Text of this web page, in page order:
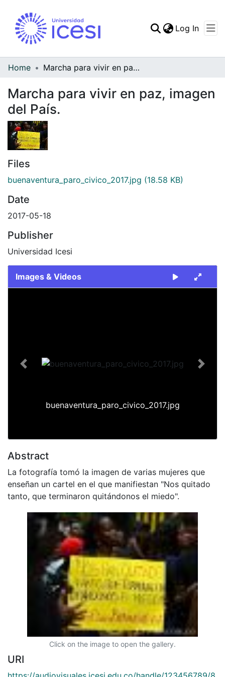
Log In
Home Marcha para vivir en paz, imagen del País.
Marcha para vivir en paz, imagen
del País.
Files
buenaventura_paro_civico_2017.jpg (18.58 KB)
Date
2017-05-18
Publisher
Universidad Icesi
Images & Videos
buenaventura_paro_civico_2017.jpg
Previous Next
Abstract
La fotografía tomó la imagen de varias mujeres que
enseñan un cartel en el que manifiestan "Nos quitado
tanto, que terminaron quitándonos el miedo".
Click on the image to open the gallery.
URI